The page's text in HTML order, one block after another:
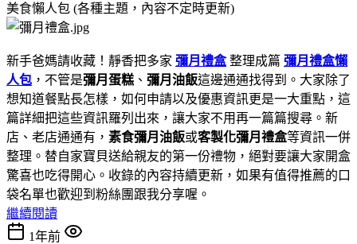
美食懶人包 (各種主題，內容不定時更新)
新手爸媽請收藏！靜香把多家 彌月禮盒 整理成篇 彌月禮盒懶
人包 ，不管是彌月蛋糕 、 彌月油飯這邊通通找得到。大家除了
想知道餐點長怎樣，如何申請以及優惠資訊更是一大重點，這
篇詳細把這些資訊羅列出來，讓大家不用再一篇篇搜尋。新
店、老店通通有， 素食彌月油飯或客製化彌月禮盒等資訊一併
整理。替自家寶貝送給親友的第一份禮物，絕對要讓大家開盒
驚喜也吃得開心。收錄的內容持續更新，如果有值得推薦的口
袋名單也歡迎到粉絲團跟我分享喔。
繼續閱讀
1年前